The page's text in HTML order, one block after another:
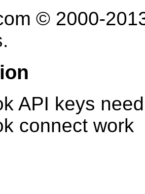
© 2000-
API keys
connect work